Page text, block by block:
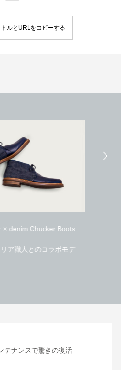
猫】
大丸東京店
ルとURLをコピーする
Denim × SUKUMO
井原産セルビッチデニムと
テナンスで驚きの復活